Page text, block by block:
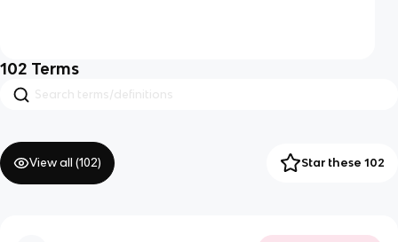
102 Terms
View all (102) Star these 102